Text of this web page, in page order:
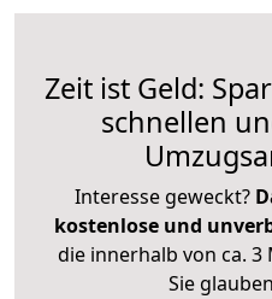
Zeit ist Geld:
schnellen
Interesse geweckt?
kostenlose und
die innerhalb von ca.
Sie